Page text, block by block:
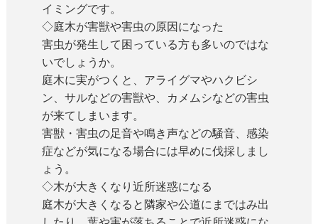
イミングです。
◇庭木が害獣や害虫の原因になった
害虫が発生して困っている方も多いのではな
いでしょうか。
庭木に実がつくと、アライグマやハクビシ
ン、サルなどの害獣や、カメムシなどの害虫
が来てしまいます。
害獣・害虫の足音や鳴き声などの騒音、感染
症などが気になる場合には早めに伐採しまし
ょう。
◇木が大きくなり近所迷惑になる
庭木が大きくなると隣家や公道にまではみ出